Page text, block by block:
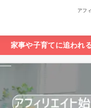
アフ
家事や子育てに追われ